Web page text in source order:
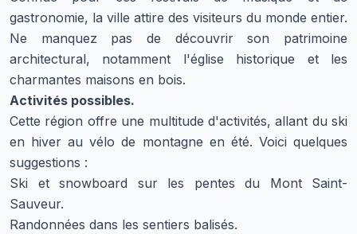
gastronomie, la ville attire des visiteurs du monde entier.
Ne manquez pas de découvrir son patrimoine
architectural, notamment l'église historique et les
charmantes maisons en bois.
Activités possibles.
Cette région offre une multitude d'activités, allant du ski
en hiver au vélo de montagne en été. Voici quelques
suggestions :
Ski et snowboard sur les pentes du Mont Saint-
Sauveur.
Randonnées dans les sentiers balisés.